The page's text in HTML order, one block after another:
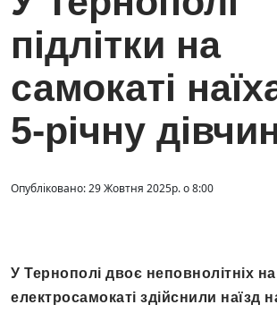
підлітки на
самокаті
5-річну
Опубліковано: 29 Жовтня 2025р. о 8:00
У Тернополі двоє неповнолітніх на
електросамокаті здійснили наїзд